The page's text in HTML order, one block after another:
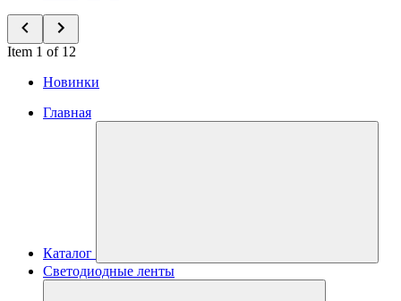
Item 1 of 12
Новинки
Главная
Каталог
Светодиодные ленты